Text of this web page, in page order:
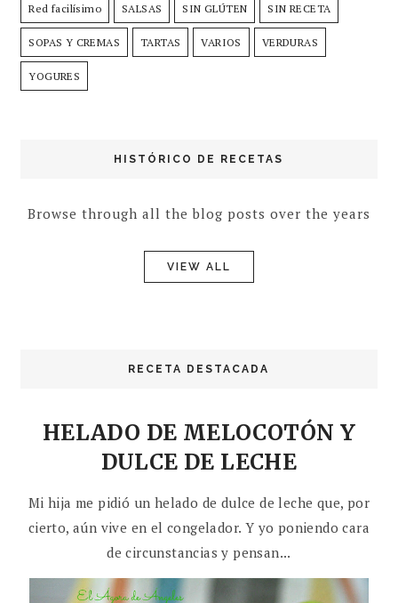
Red facilísimo SALSAS SIN GLÚTEN SIN RECETA
SOPAS Y CREMAS TARTAS VARIOS VERDURAS
YOGURES
HISTÓRICO DE RECETAS
Browse through all the blog posts over the years
VIEW ALL
RECETA DESTACADA
HELADO DE MELOCOTÓN Y
DULCE DE LECHE
Mi hija me pidió un helado de dulce de leche que, por
cierto, aún vive en el congelador. Y yo poniendo cara
de circunstancias y pensan...